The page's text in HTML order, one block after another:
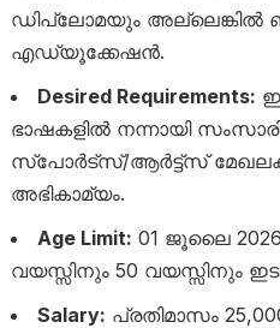
ഡിപ്ലോമയും അല്ലെങ്കിൽ
എഡ്യൂക്കേഷൻ.
Desired Requirements:
ഭാഷകളിൽ നന്നായി
സ്പോർട്സ്/ആർട്ട്സ്
അഭികാമ്യം.
Age Limit: 01 ജൂലൈ 2026
വയസ്സിനും 50 വയസ്സിനും
Salary: പ്രതിമാസം